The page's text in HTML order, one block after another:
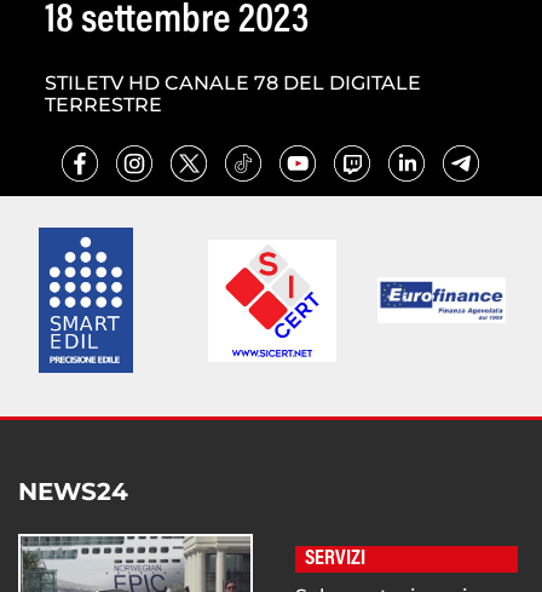
18 settembre 2023
STILETV HD CANALE 78 DEL DIGITALE
TERRESTRE
NEWS24
SERVIZI